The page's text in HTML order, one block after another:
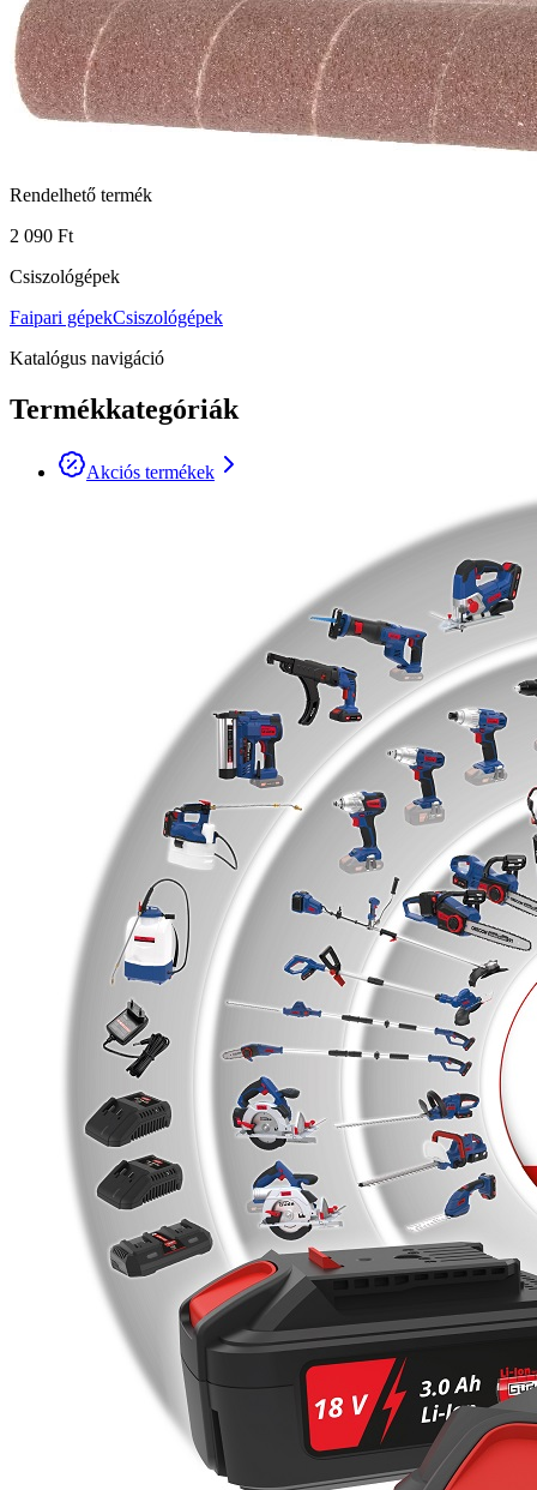
Rendelhető termék
2 090 Ft
Csiszológépek
Faipari gépekCsiszológépek
Katalógus navigáció
Termékkategóriák
Akciós termékek